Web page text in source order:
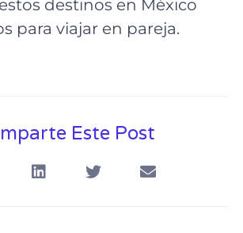
destinos en México
para viajar en pareja.
Este Post